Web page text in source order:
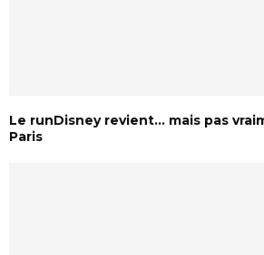
Le runDisney revient… mais pas
Paris